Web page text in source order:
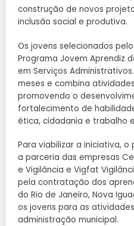
construção de novos
inclusão social e produtiva.
Os jovens selecionados
Programa Jovem Aprendiz
em Serviços
meses e combina
promovendo o
fortalecimento de
ética, cidadania e trabalho
Para viabilizar a iniciativa,
a parceria das empresas
e Vigilância e Vigfat
pela contratação dos
do Rio de Janeiro, Nova
os jovens para as
administração municipal.